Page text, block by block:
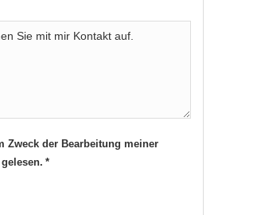
Zweck der Bearbeitung meiner
gelesen. *